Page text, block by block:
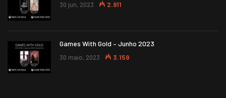
30 jun, 2023 2.911
Games With Gold – Junho 2023
30 maio, 2023 3.159